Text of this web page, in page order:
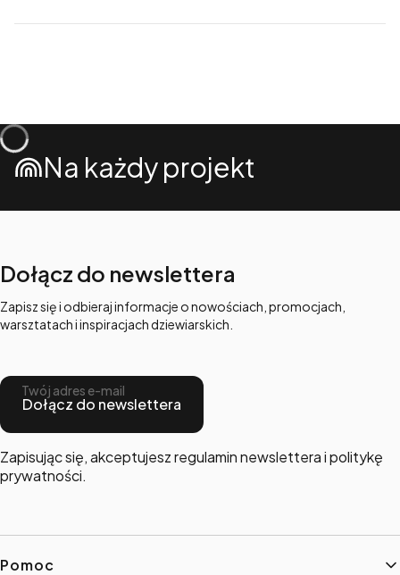
Na każdy projekt
Dołącz do newslettera
Zapisz się i odbieraj informacje o nowościach, promocjach,
warsztatach i inspiracjach dziewiarskich.
Twój adres e-mail
Dołącz do newslettera
Zapisując się, akceptujesz regulamin newslettera i politykę
prywatności.
Linki w stopce
Pomoc